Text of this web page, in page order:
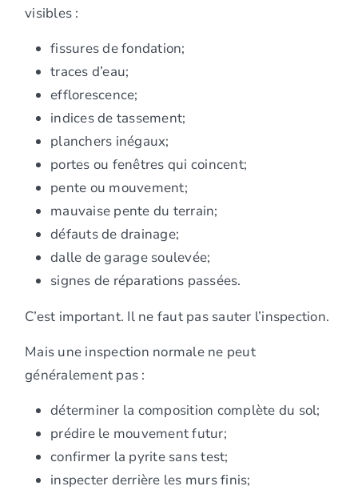
visibles :
fissures de fondation;
traces d’eau;
efflorescence;
indices de tassement;
planchers inégaux;
portes ou fenêtres qui coincent;
pente ou mouvement;
mauvaise pente du terrain;
défauts de drainage;
dalle de garage soulevée;
signes de réparations passées.
C’est important. Il ne faut pas sauter l’inspection.
Mais une inspection normale ne peut
généralement pas :
déterminer la composition complète du sol;
prédire le mouvement futur;
confirmer la pyrite sans test;
inspecter derrière les murs finis;